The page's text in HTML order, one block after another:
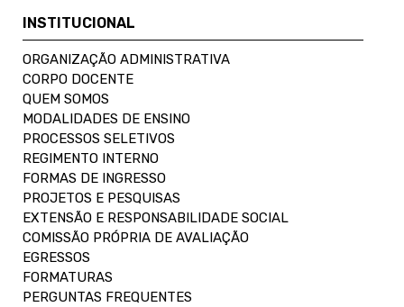
INSTITUCIONAL
ORGANIZAÇÃO ADMINISTRATIVA
CORPO DOCENTE
QUEM SOMOS
MODALIDADES DE ENSINO
PROCESSOS SELETIVOS
REGIMENTO INTERNO
FORMAS DE INGRESSO
PROJETOS E PESQUISAS
EXTENSÃO E RESPONSABILIDADE SOCIAL
COMISSÃO PRÓPRIA DE AVALIAÇÃO
EGRESSOS
FORMATURAS
PERGUNTAS FREQUENTES